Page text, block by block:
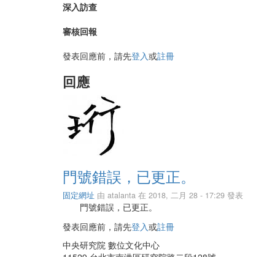
深入訪查
審核回報
發表回應前，請先登入或註冊
回應
門號錯誤，已更正。
固定網址 由 atalanta 在 2018, 二月 28 - 17:29 發表
門號錯誤，已更正。
發表回應前，請先登入或註冊
中央研究院 數位文化中心